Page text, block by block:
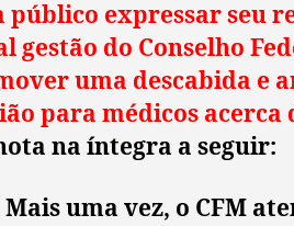
público expressar seu
gestão do Conselho
uma descabida e
para médicos acerca
na íntegra a seguir:
uma vez, o CFM